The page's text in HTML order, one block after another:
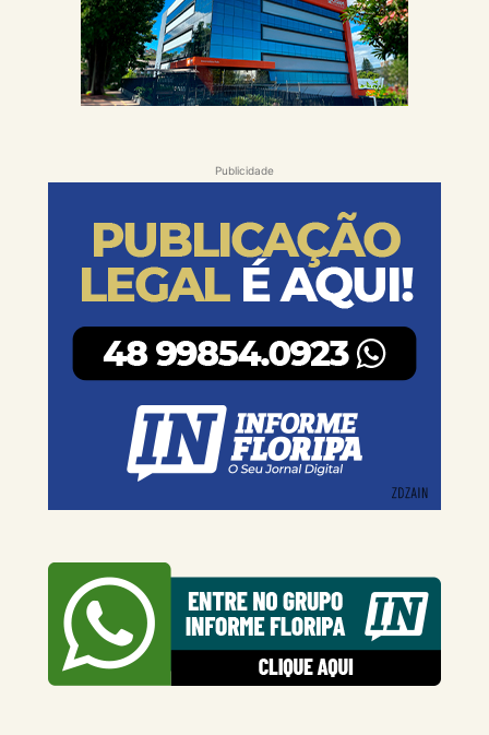
Publicidade